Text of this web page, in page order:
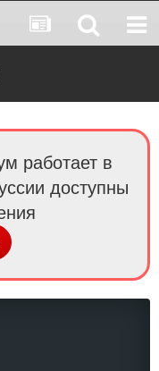
работает в
доступны